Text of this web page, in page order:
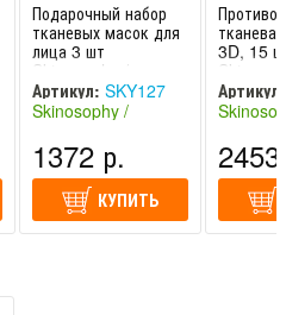
Подарочный набор
тканевых масок для
лица 3 шт
Skinosophy /
Скинософи
Артикул: SKY127
Skinosophy /
(Россия)
1372 р.
КУПИТЬ
3D, 15
Артикул:
(Россия)